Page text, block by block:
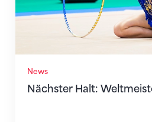
News
Nächster Halt: